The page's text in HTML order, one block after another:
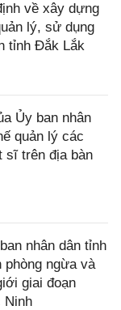
về xây dựng
lý, sử dụng
tỉnh Đắk Lắk
Ủy ban nhân
quản lý các
sĩ trên địa bàn
nhân dân tỉnh
ngừa và
giai đoạn
Ninh